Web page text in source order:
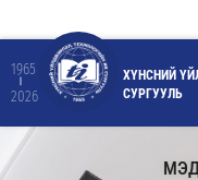
1965
2026
ХҮНСНИЙ
СУРГУУЛЬ